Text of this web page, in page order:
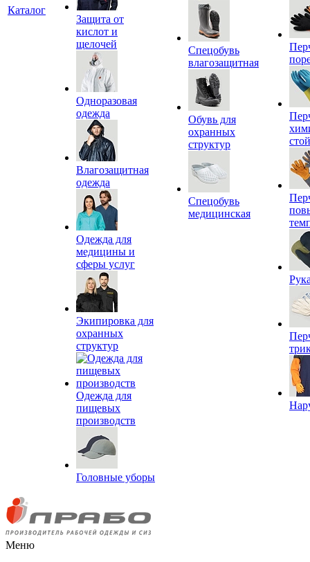
Каталог
Защита от
кислот и
щелочей
Одноразовая
одежда
Влагозащитная
одежда
Одежда для
медицины и
сферы услуг
Экипировка для
охранных
структур
Одежда для
пищевых
производств
Головные уборы
Спецобувь
влагозащитная
Обувь для
охранных
структур
Спецобувь
медицинская
Меню